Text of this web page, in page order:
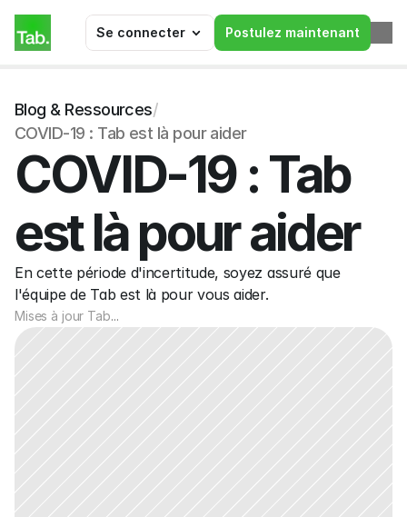
Se connecter Postulez maintenant
Blog & Ressources/
COVID-19 : Tab est là pour aider
COVID-19 : Tab
est là pour aider
En cette période d'incertitude, soyez assuré que
l'équipe de Tab est là pour vous aider.
Mises à jour Tab...